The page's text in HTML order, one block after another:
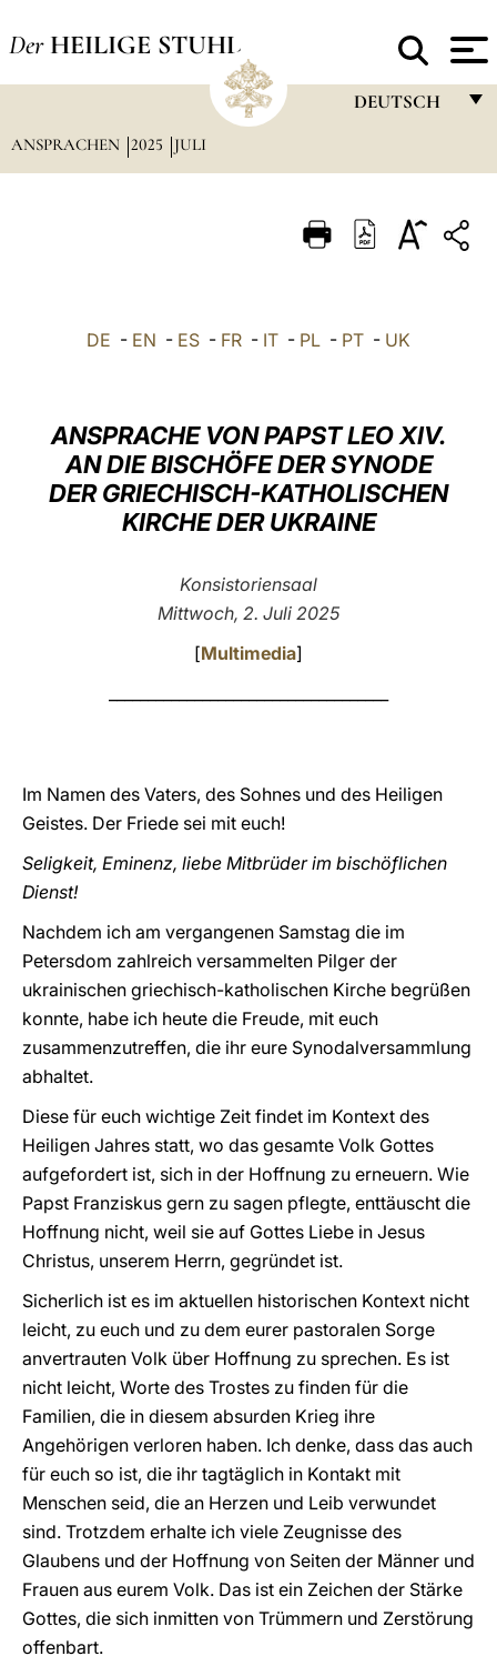
Der HEILIGE STUHL
DEUTSCH
ITALIANO
العربيّة
中文
LATINE
ANSPRACHEN 2025 JULI
DE - EN - ES - FR - IT - PL - PT - UK
ANSPRACHE VON PAPST LEO XIV.
AN DIE BISCHÖFE DER SYNODE
DER GRIECHISCH-KATHOLISCHEN
KIRCHE DER UKRAINE
Konsistoriensaal
Mittwoch, 2. Juli 2025
[Multimedia]
Im Namen des Vaters, des Sohnes und des Heiligen
Geistes. Der Friede sei mit euch!
Seligkeit, Eminenz, liebe Mitbrüder im bischöflichen
Dienst!
Nachdem ich am vergangenen Samstag die im
Petersdom zahlreich versammelten Pilger der
ukrainischen griechisch-katholischen Kirche begrüßen
konnte, habe ich heute die Freude, mit euch
zusammenzutreffen, die ihr eure Synodalversammlung
abhaltet.
Diese für euch wichtige Zeit findet im Kontext des
Heiligen Jahres statt, wo das gesamte Volk Gottes
aufgefordert ist, sich in der Hoffnung zu erneuern. Wie
Papst Franziskus gern zu sagen pflegte, enttäuscht die
Hoffnung nicht, weil sie auf Gottes Liebe in Jesus
Christus, unserem Herrn, gegründet ist.
Sicherlich ist es im aktuellen historischen Kontext nicht
leicht, zu euch und zu dem eurer pastoralen Sorge
anvertrauten Volk über Hoffnung zu sprechen. Es ist
nicht leicht, Worte des Trostes zu finden für die
Familien, die in diesem absurden Krieg ihre
Angehörigen verloren haben. Ich denke, dass das auch
für euch so ist, die ihr tagtäglich in Kontakt mit
Menschen seid, die an Herzen und Leib verwundet
sind. Trotzdem erhalte ich viele Zeugnisse des
Glaubens und der Hoffnung von Seiten der Männer und
Frauen aus eurem Volk. Das ist ein Zeichen der Stärke
Gottes, die sich inmitten von Trümmern und Zerstörung
offenbart.